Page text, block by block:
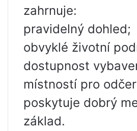
zahrnuje:
pravidelný dohled;
obvyklé životní
dostupnost
místností pro
poskytuje dobrý
základ.